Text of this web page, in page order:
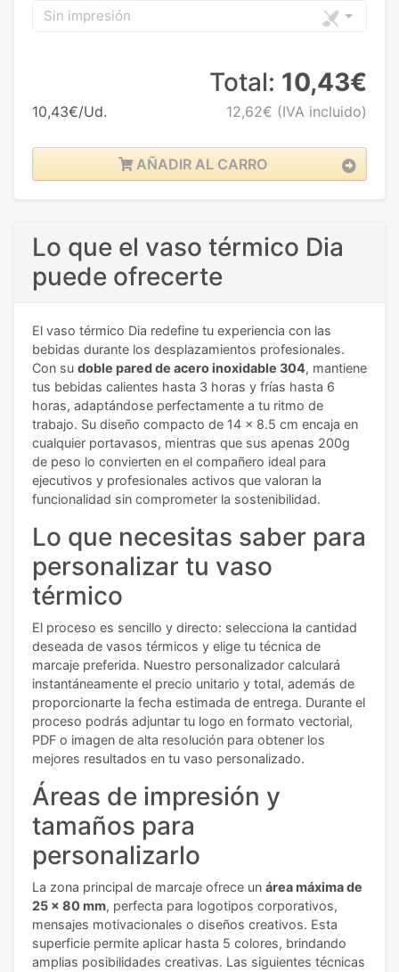
Sin impresión
10,43€/Ud.
Total: 10,43€
12,62€ (IVA incluido)
AÑADIR AL CARRO
Lo que el vaso térmico Dia
puede ofrecerte
El vaso térmico Dia redefine tu experiencia con las
bebidas durante los desplazamientos profesionales.
Con su doble pared de acero inoxidable 304, mantiene
tus bebidas calientes hasta 3 horas y frías hasta 6
horas, adaptándose perfectamente a tu ritmo de
trabajo. Su diseño compacto de 14 x 8.5 cm encaja en
cualquier portavasos, mientras que sus apenas 200g
de peso lo convierten en el compañero ideal para
ejecutivos y profesionales activos que valoran la
funcionalidad sin comprometer la sostenibilidad.
Lo que necesitas saber para
personalizar tu vaso
térmico
El proceso es sencillo y directo: selecciona la cantidad
deseada de vasos térmicos y elige tu técnica de
marcaje preferida. Nuestro personalizador calculará
instantáneamente el precio unitario y total, además de
proporcionarte la fecha estimada de entrega. Durante el
proceso podrás adjuntar tu logo en formato vectorial,
PDF o imagen de alta resolución para obtener los
mejores resultados en tu vaso personalizado.
Áreas de impresión y
tamaños para
personalizarlo
La zona principal de marcaje ofrece un área máxima de
25 x 80 mm, perfecta para logotipos corporativos,
mensajes motivacionales o diseños creativos. Esta
superficie permite aplicar hasta 5 colores, brindando
amplias posibilidades creativas. Las siguientes técnicas